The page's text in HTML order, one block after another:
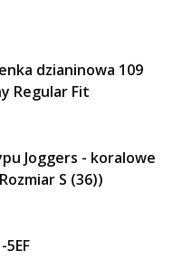
dzianinowa 109
Regular Fit
Joggers - koralowe
S (36))
5EF